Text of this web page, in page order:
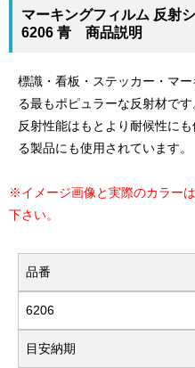
マーキングフィルム 反射
6206 青 商品説明
標識・看板・ステッカー・マ
る最もポピュラーな反射材です
反射性能はもとより耐候性に
る製品にも使用されています。
※イメージ画像と実際のカラー
下さい。
品番
6206
目安納期